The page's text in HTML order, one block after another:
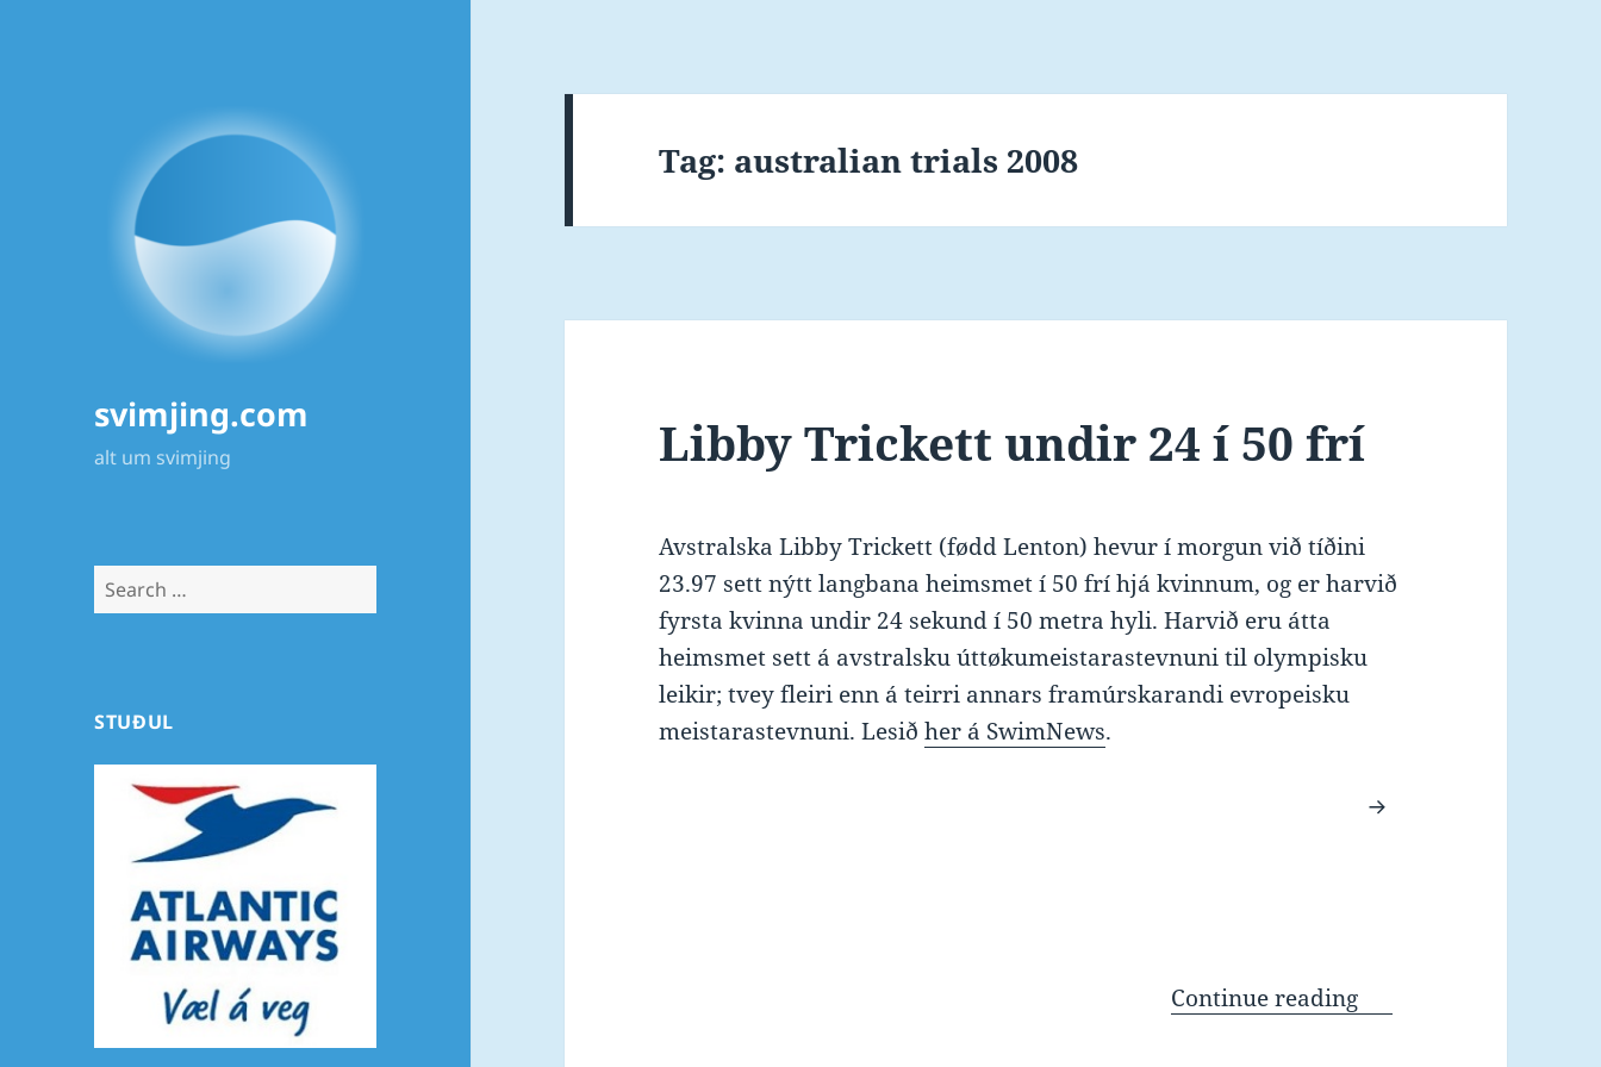
svimjing.com
alt um svimjing
Search
for:
STUÐUL
Tag: australian trials 2008
Libby Trickett undir 24 í 50 frí
Avstralska Libby Trickett (fødd Lenton) hevur í morgun við tíðini
23.97 sett nýtt langbana heimsmet í 50 frí hjá kvinnum, og er harvið
fyrsta kvinna undir 24 sekund í 50 metra hyli. Harvið eru átta
heimsmet sett á avstralsku úttøkumeistarastevnuni til olympisku
leikir; tvey fleiri enn á teirri annars framúrskarandi evropeisku
meistarastevnuni. Lesiðher á SwimNews.
Continue reading
Libby Trickett undir